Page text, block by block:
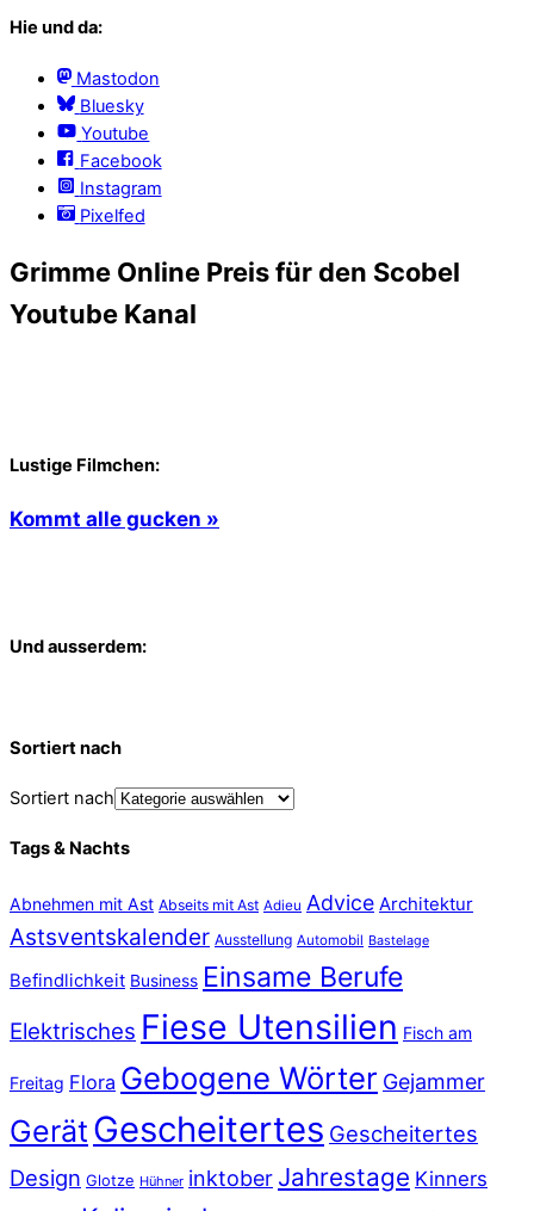
Hie und da:
Mastodon
Bluesky
Youtube
Facebook
Instagram
Pixelfed
Grimme Online Preis für den Scobel
Youtube Kanal
Lustige Filmchen:
Kommt alle gucken »
Und ausserdem:
Sortiert nach
Sortiert nach
Tags & Nachts
Abnehmen mit Ast Abseits mit Ast Adieu Advice Architektur
Astsventskalender Ausstellung Automobil Bastelage
Befindlichkeit Business Einsame Berufe
Elektrisches Fiese Utensilien Fisch am
Freitag Flora Gebogene Wörter Gejammer
Gerät Gescheitertes Gescheitertes
Design Glotze Hühner inktober Jahrestage Kinners